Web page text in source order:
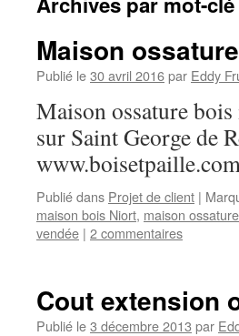
Maison
Publié le30 avril 2016par Eddy
Maison ossature
sur Saint George de
Publié dans Projet de client |
maison bois Niort, maison
vendée | 2 commentaires
Cout extension
Publié le3 décembre 2013 par